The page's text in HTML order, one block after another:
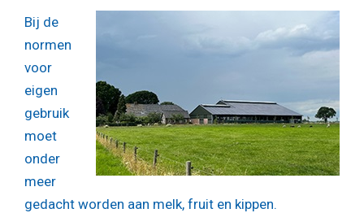
Bij de
normen
voor
eigen
gebruik
moet
onder
meer
gedacht worden aan melk, fruit en kippen.